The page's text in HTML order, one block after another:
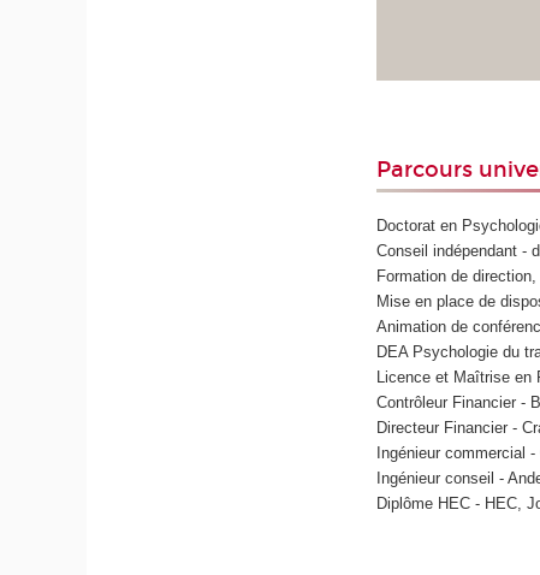
Parcours
Doctorat en
Conseil indépendant -
Formation de
Mise en place de
Animation de
DEA Psychologie du
Licence et Maîtrise en
Contrôleur Financier -
Directeur Financier -
Ingénieur commercial
Ingénieur conseil -
Diplôme HEC - HEC,